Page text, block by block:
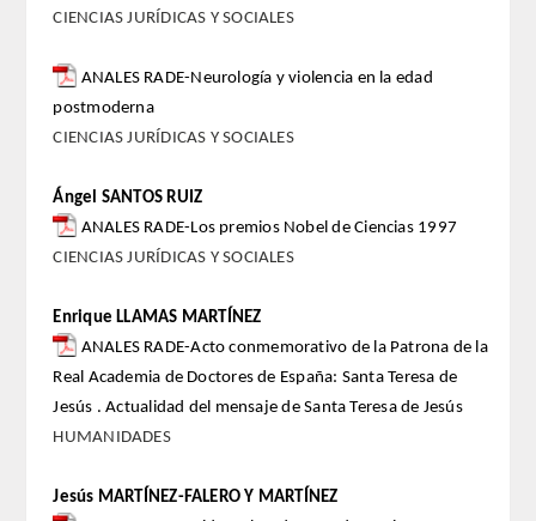
HONOR
NÚMERO
NACIONALES
EXTRANJEROS
CIENCIAS JURÍDICAS Y SOCIALES
ANALES RADE-Neurología y violencia en la edad
postmoderna
CIENCIAS JURÍDICAS Y SOCIALES
Ángel SANTOS RUIZ
ANALES RADE-Los premios Nobel de Ciencias 1997
CIENCIAS JURÍDICAS Y SOCIALES
Enrique LLAMAS MARTÍNEZ
ANALES RADE-Acto conmemorativo de la Patrona de la
Real Academia de Doctores de España: Santa Teresa de
Jesús . Actualidad del mensaje de Santa Teresa de Jesús
HUMANIDADES
Jesús MARTÍNEZ-FALERO Y MARTÍNEZ